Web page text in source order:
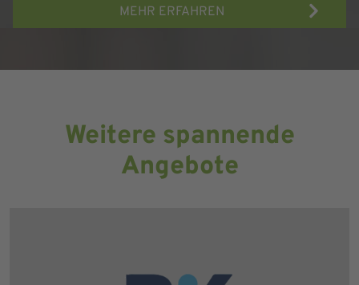
MEHR ERFAHREN
Weitere spannende
Angebote